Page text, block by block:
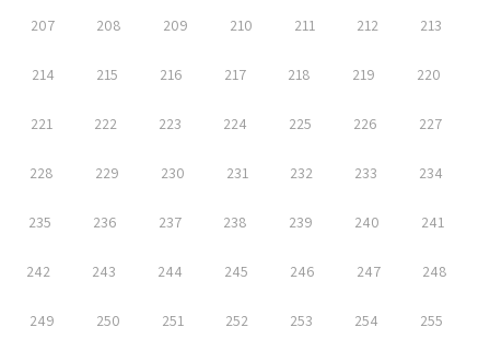
207 208 209 210 211 212 213
214 215 216 217 218 219 220
221 222 223 224 225 226 227
228 229 230 231 232 233 234
235 236 237 238 239 240 241
242 243 244 245 246 247 248
249 250 251 252 253 254 255